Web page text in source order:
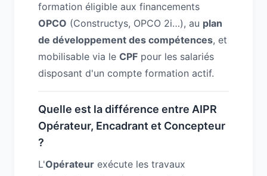
formation éligible aux financements
OPCO (Constructys, OPCO 2i…), au plan
de développement des compétences, et
mobilisable via le CPF pour les salariés
disposant d'un compte formation actif.
Quelle est la différence entre AIPR
Opérateur, Encadrant et Concepteur
?
L'Opérateur exécute les travaux